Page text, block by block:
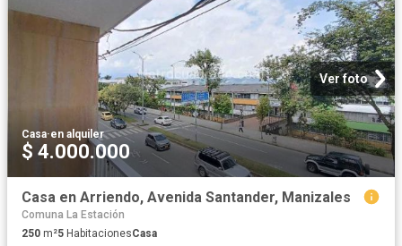
Ver foto
Casa·en alquiler
$ 4.000.000
Casa en Arriendo, Avenida Santander, Manizales
Comuna La Estación
250 m²5 HabitacionesCasa